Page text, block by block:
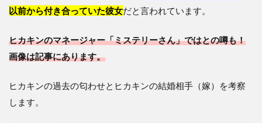
以前から付き合っていた彼女だと言われています。
ヒカキンのマネージャー「ミステリーさん」ではとの噂も！
画像は記事にあります。
ヒカキンの過去の匂わせとヒカキンの結婚相手（嫁）を考察
します。